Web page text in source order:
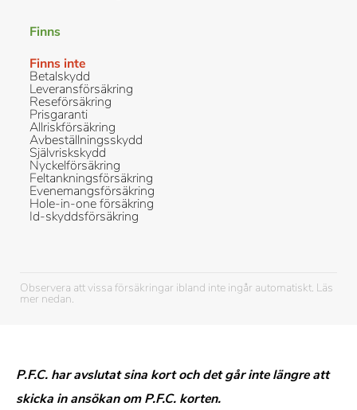
Finns
Finns inte
Betalskydd
Leveransförsäkring
Reseförsäkring
Prisgaranti
Allriskförsäkring
Avbeställningsskydd
Självriskskydd
Nyckelförsäkring
Feltankningsförsäkring
Evenemangsförsäkring
Hole-in-one försäkring
Id-skyddsförsäkring
Observera att vissa försäkringar ibland inte ingår automatiskt. Läs
mer nedan.
P.F.C. har avslutat sina kort och det går inte längre att
skicka in ansökan om P.F.C. korten.